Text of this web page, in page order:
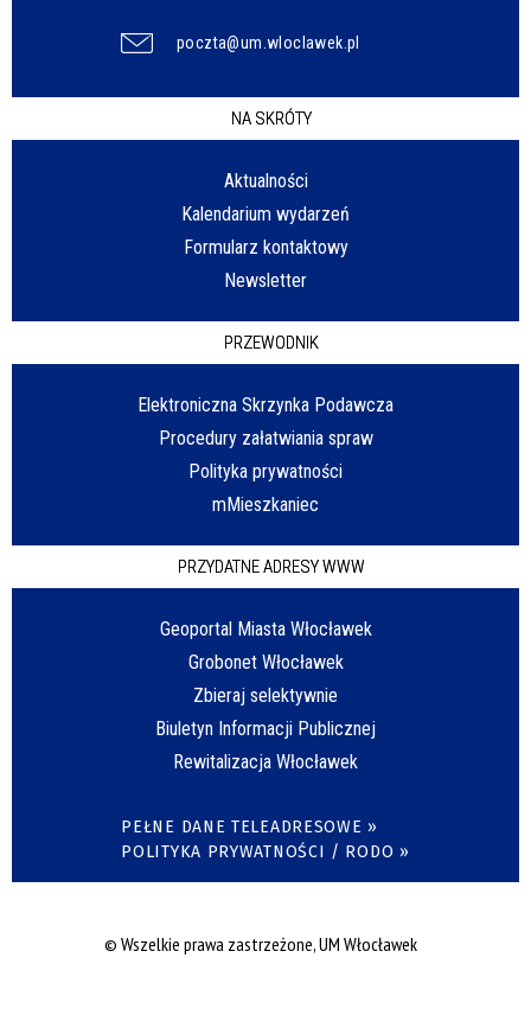
poczta@um.wloclawek.pl
NA SKRÓTY
Aktualności
Kalendarium wydarzeń
Formularz kontaktowy
Newsletter
PRZEWODNIK
Elektroniczna Skrzynka Podawcza
Procedury załatwiania spraw
Polityka prywatności
mMieszkaniec
PRZYDATNE ADRESY WWW
Geoportal Miasta Włocławek
Grobonet Włocławek
Zbieraj selektywnie
Biuletyn Informacji Publicznej
Rewitalizacja Włocławek
PEŁNE DANE TELEADRESOWE »
POLITYKA PRYWATNOŚCI / RODO »
© Wszelkie prawa zastrzeżone, UM Włocławek